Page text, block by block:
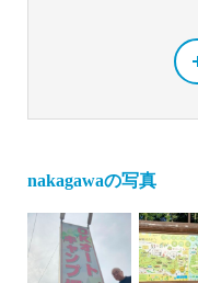
nakagawaの写真